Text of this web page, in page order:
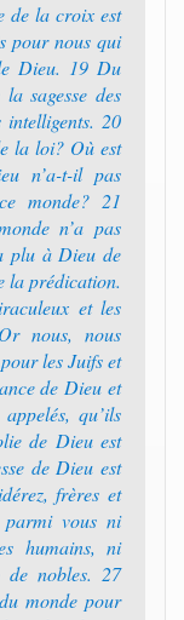
de la croix est
pour nous qui
Dieu. 19 Du
sagesse des
intelligents. 20
la loi? Où est
n’a-t-il pas
monde? 21
n’a pas
plu à Dieu de
la prédication.
et les
nous, nous
les Juifs et
de Dieu et
qu’ils
de Dieu est
de Dieu est
frères et
vous ni
humains, ni
de nobles. 27
monde pour